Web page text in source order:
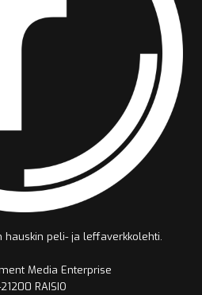
hauskin peli- ja leffaverkkolehti.
Media Enterprise
RAISIO